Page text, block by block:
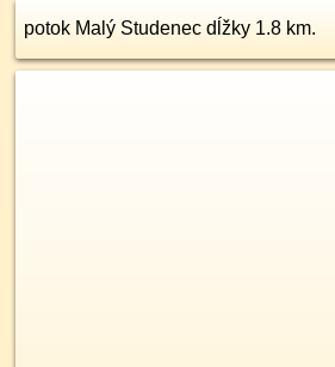
potok Malý Studenec dĺžky 1.8 km.